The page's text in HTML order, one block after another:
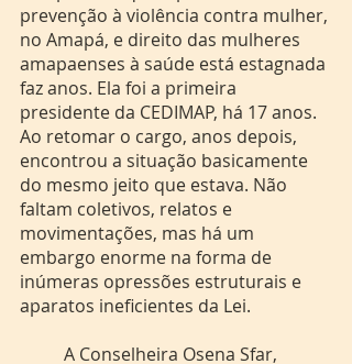
prevenção à violência contra mulher,
no Amapá, e direito das mulheres
amapaenses à saúde está estagnada
faz anos. Ela foi a primeira
presidente da CEDIMAP, há 17 anos.
Ao retomar o cargo, anos depois,
encontrou a situação basicamente
do mesmo jeito que estava. Não
faltam coletivos, relatos e
movimentações, mas há um
embargo enorme na forma de
inúmeras opressões estruturais e
aparatos ineficientes da Lei.